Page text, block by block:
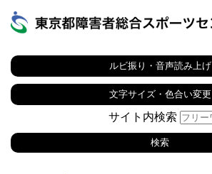
ルビ振り・音声読み上げ
文字サイズ・色合い変更
サイト内検索